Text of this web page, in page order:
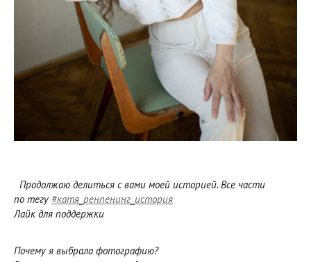
Продолжаю делиться с вами моей историей. Все части
по тегу #катя_ренпенинг_история
Лайк для поддержки
Почему я выбрала фотографию?